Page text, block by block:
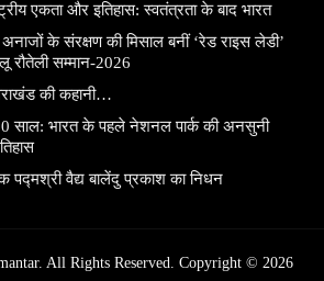
एकता और इतिहास: स्वतंत्रता के बाद भारत
अनाजों के संरक्षण की मिसाल बनीं ‘रेड राइस लेडी’
रौतेली सम्मान-2026
की कहानी…
साल: भारत के पहले नेशनल पार्क की अनसुनी
पद्मश्री वैद्य बालेंदु प्रकाश का निधन
All Rights Reserved. Copyright © 2026